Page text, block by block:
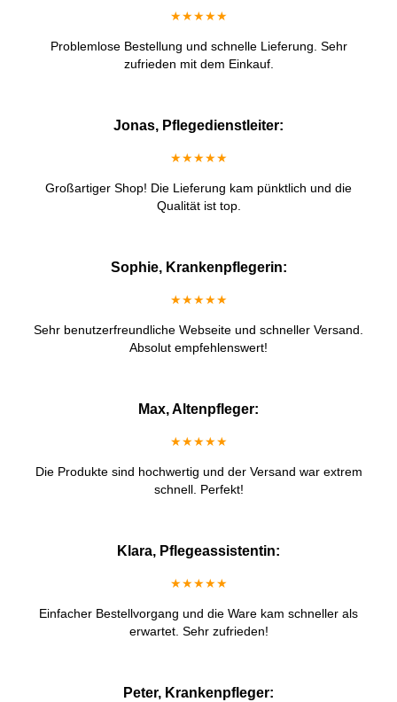
★★★★★
Problemlose Bestellung und schnelle Lieferung. Sehr
zufrieden mit dem Einkauf.
Jonas, Pflegedienstleiter:
★★★★★
Großartiger Shop! Die Lieferung kam pünktlich und die
Qualität ist top.
Sophie, Krankenpflegerin:
★★★★★
Sehr benutzerfreundliche Webseite und schneller Versand.
Absolut empfehlenswert!
Max, Altenpfleger:
★★★★★
Die Produkte sind hochwertig und der Versand war extrem
schnell. Perfekt!
Klara, Pflegeassistentin:
★★★★★
Einfacher Bestellvorgang und die Ware kam schneller als
erwartet. Sehr zufrieden!
Peter, Krankenpfleger: